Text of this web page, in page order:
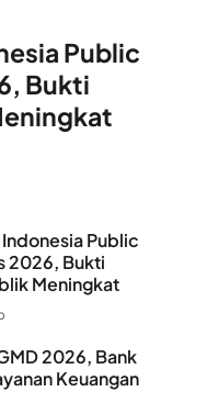
Public
Bukti
Public
2026, Bukti
Meningkat
2026, Bank
Keuangan